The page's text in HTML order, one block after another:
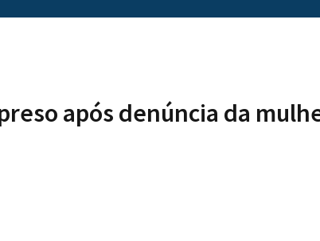
após denúncia da